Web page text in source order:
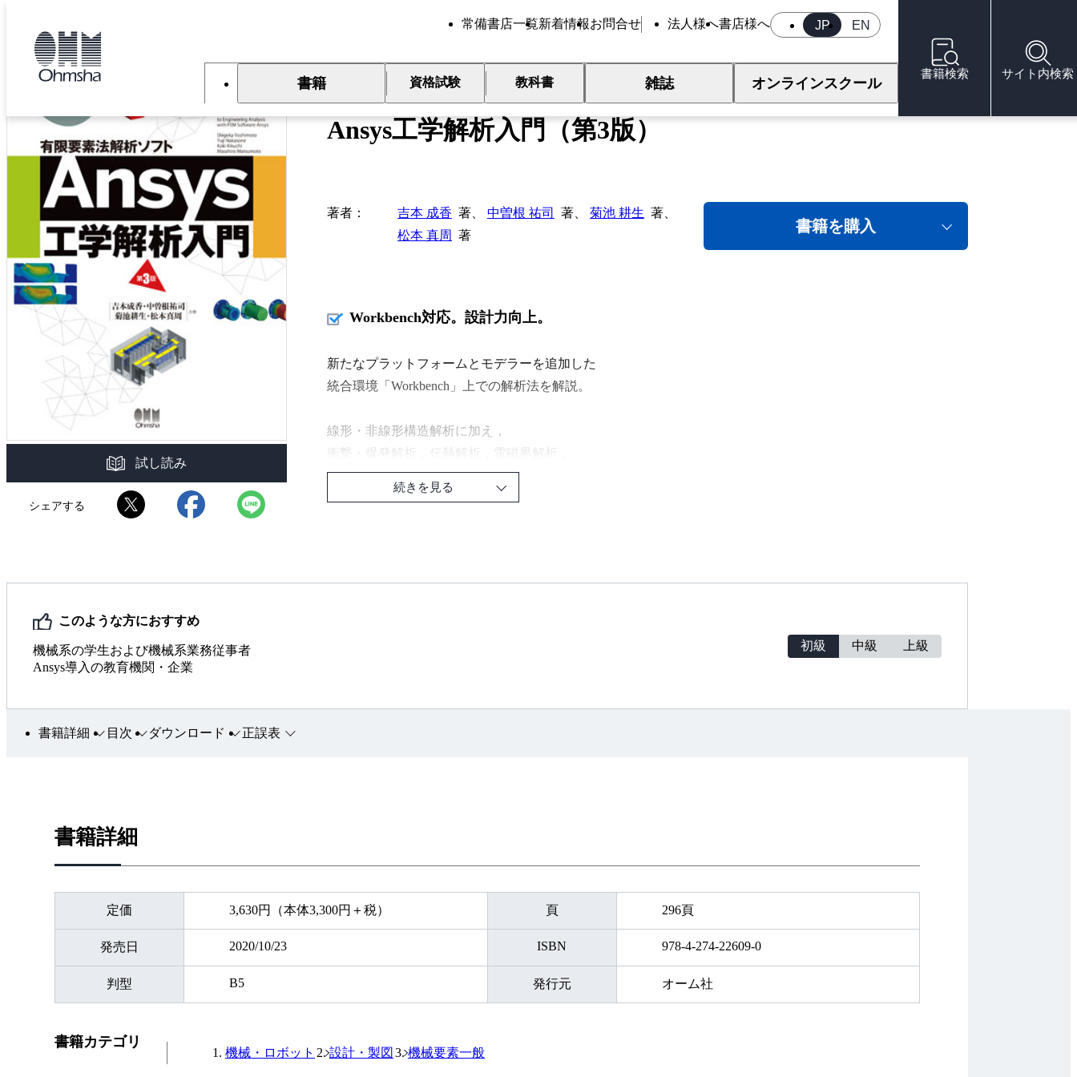
JP EN
常備書店一覧新着情報お問合せ 法人様へ書店様へ
書籍 資格試験 教科書 雑誌 オンラインスクール
書籍検索 サイト内検索
有限要素法解析ソフト
Ansys工学解析入門（第3版）
試し読み
シェアする
著者 吉本 成香 著、 中曽根 祐司 著、 菊池 耕生 著、
松本 真周 著
書籍を購入
Workbench対応。設計力向上。
新たなプラットフォームとモデラーを追加した
統合環境「Workbench」上での解析法を解説。
線形・非線形構造解析に加え，
衝撃・爆発解析，伝熱解析，電磁界解析，
熱流体解析，連成解析など，多種類の解析が
「Ansys Workbench」で実行できる！
ソフトの使い方を含め、わかりやすく解説したものです。
続きを見る
このような方におすすめ
機械系の学生および機械系業務従事者
Ansys導入の教育機関・企業
初級 中級 上級
書籍詳細 目次 ダウンロード 正誤表
書籍詳細
定価 3,630円（本体3,300円＋税） 頁 296頁
発売日 2020/10/23 ISBN 978-4-274-22609-0
判型 B5 発行元 オーム社
書籍カテゴリ
機械・ロボット 設計・製図 機械要素一般